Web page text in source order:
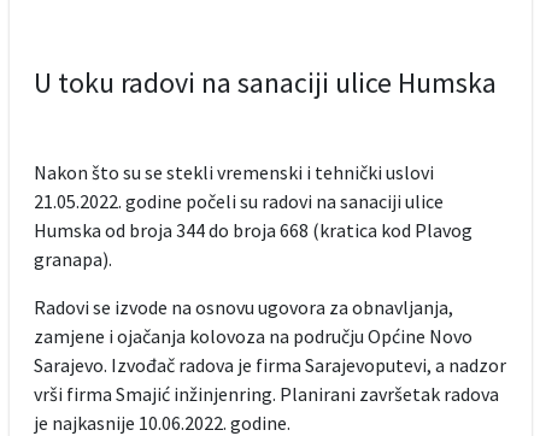
U toku radovi na sanaciji ulice Humska
Nakon što su se stekli vremenski i tehnički uslovi
21.05.2022. godine počeli su radovi na sanaciji ulice
Humska od broja 344 do broja 668 (kratica kod Plavog
granapa).
Radovi se izvode na osnovu ugovora za obnavljanja,
zamjene i ojačanja kolovoza na području Općine Novo
Sarajevo. Izvođač radova je firma Sarajevoputevi, a nadzor
vrši firma Smajić inžinjenring. Planirani završetak radova
je najkasnije 10.06.2022. godine.